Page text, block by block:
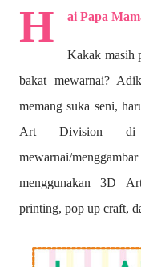
H ai Papa
Kakak masih
bakat mewarnai? A
memang suka seni,
Art Division di
mewarnai/
menggunakan 3D
printing, pop up craft,